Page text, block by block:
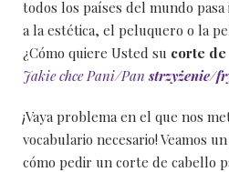
todos los países del mundo
a la estética, el peluquero o la
¿Cómo quiere Usted su corte
Jakie chce Pani/Panstrzyżenie/
¡Vaya problema en el que nos
vocabulario necesario! Veamos
cómo pedir un corte de cabello